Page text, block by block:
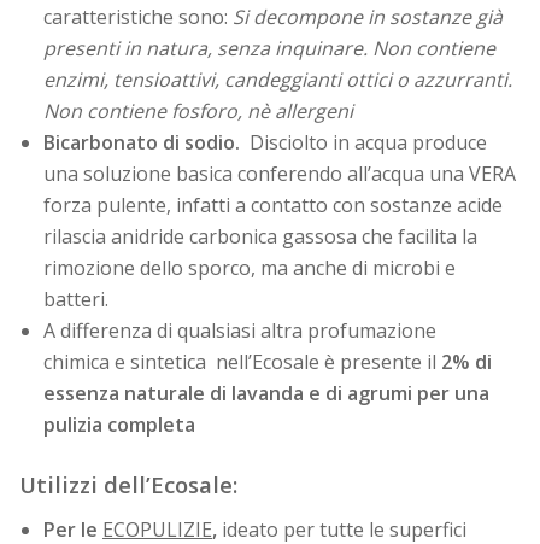
caratteristiche sono: Si decompone in sostanze già
presenti in natura, senza inquinare. Non contiene
enzimi, tensioattivi, candeggianti ottici o azzurranti.
Non contiene fosforo, nè allergeni
Bicarbonato di sodio. Disciolto in acqua produce
una soluzione basica conferendo all’acqua una VERA
forza pulente, infatti a contatto con sostanze acide
rilascia anidride carbonica gassosa che facilita la
rimozione dello sporco, ma anche di microbi e
batteri.
A differenza di qualsiasi altra profumazione
chimica e sintetica nell’Ecosale è presente il 2% di
essenza naturale di lavanda e di agrumi per una
pulizia completa
Utilizzi dell’Ecosale:
Per le ECOPULIZIE, ideato per tutte le superfici